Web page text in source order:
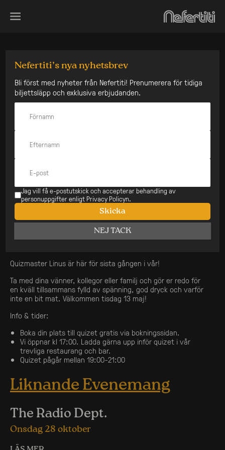
Quiz med Linus
Den här konserten har
redan varit
Pris: 1 kr
På Scen:
Stänger: 22:00
KÖP BILJETT
Quizmaster Linus är här för sista gången i vår!
Ta med dina vänner, kollegor eller familj och gör er redo för
en kväll tillsammans fylld av spänning, god dryck och varför
inte en bit mat. Välkommen tisdag 13 maj!
Info & tider:
Boka din plats till quizet gratis via bokningssidan.
Vi öppnar kl 17:00. Ladda gärna upp inför quizet i vår
trevliga restaurang och bar.
Quizet pågår mellan 19:00-21:00
Liknande Evenemang
The Radio Dept.
Onsdag 28 oktober
Nefertiti’s nya nyhetsbrev
Bli först med nyheter från Nefertiti! Prenumerera för tidiga
biljettsläpp och exklusiva erbjudanden.
Jag vill få e-postutskick och accepterar behandling av
personuppgifter enligt Privacy Policyn.
Skicka
NEJ TACK